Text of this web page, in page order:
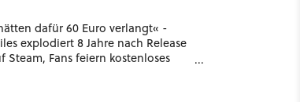
dafür 60 Euro verlangt« -
explodiert 8 Jahre nach Release
Steam, Fans feiern kostenloses